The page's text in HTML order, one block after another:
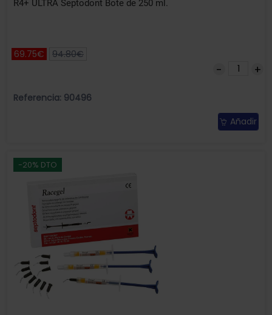
R4+ ULTRA Septodont Bote de 250 ml.
69.75€ 94.80€
Referencia: 90496
Añadir
-20% DTO